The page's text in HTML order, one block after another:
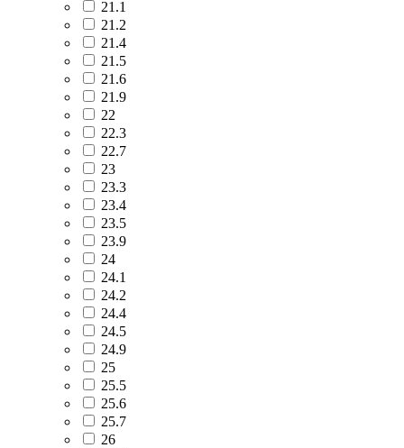
21.1
21.2
21.4
21.5
21.6
21.9
22
22.3
22.7
23
23.3
23.4
23.5
23.9
24
24.1
24.2
24.4
24.5
24.9
25
25.5
25.6
25.7
26